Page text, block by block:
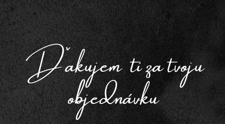
Dˇakujem ti za tvoju
objednávku